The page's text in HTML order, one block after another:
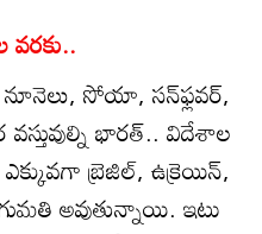
వరకు..
సోయా, సన్‌ఫ్లవర్‌,
వస్తువుల్ని భారత్‌.. విదేశాల
బ్రెజిల్‌, ఉక్రెయిన్‌,
అవుతున్నాయి. ఇటు